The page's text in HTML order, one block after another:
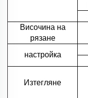
Височина на
рязане
настройка
Изтегляне